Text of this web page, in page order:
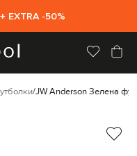
EXTRA -50%
JW Anderson Зелена